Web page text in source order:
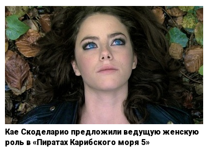
Кае Скоделарио предложили ведущую женскую
роль в «Пиратах Карибского моря 5»